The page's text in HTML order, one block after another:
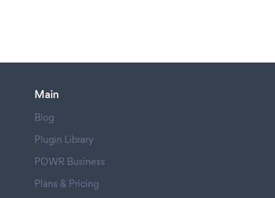
Main
Blog
Plugin Library
POWR Business
Plans & Pricing